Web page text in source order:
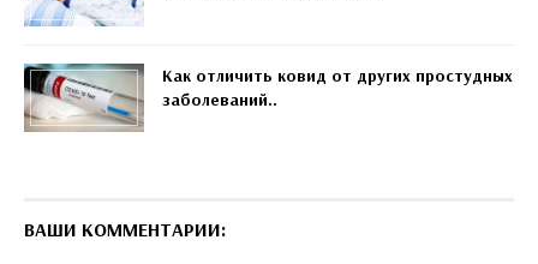
Как отличить ковид от других простудных
заболеваний..
ВАШИ КОММЕНТАРИИ: